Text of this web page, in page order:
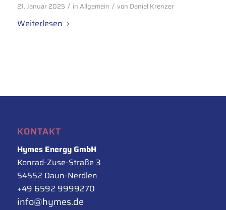
21. Januar 2025 / inAllgemein / von Daniel Krenzer
Weiterlesen
KONTAKT
Hymes Energy GmbH
Konrad-Zuse-Straße 3
54552 Daun-Nerdlen
+49 6592 9999270
info@hymes.de